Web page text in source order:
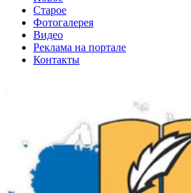
Старое
Фотогалерея
Видео
Реклама на портале
Контакты